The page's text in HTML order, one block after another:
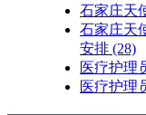
石家庄天
石家庄天
安排 (28)
医疗护理
医疗护理